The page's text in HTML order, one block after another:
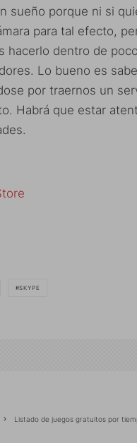
sueño porque ni si
para tal efecto,
hacerlo dentro de
Lo bueno es
por traernos un
Habrá que estar
SKYPE
Listado de juegos gratuitos por